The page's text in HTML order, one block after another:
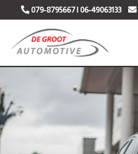
079-8795667 | 06-49063133